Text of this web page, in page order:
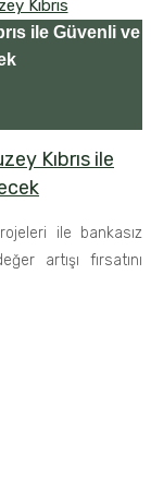
ile Güvenli ve
Kıbrıs ile
ile bankasız
artışı fırsatını